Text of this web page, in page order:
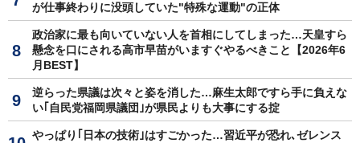
が仕事終わりに没頭していた"特殊な運動"の正体
政治家に最も向いていない人を首相にしてしまった…天皇すら
懸念を口にされる高市早苗がいますぐやるべきこと【2026年6
月BEST】
逆らった県議は次々と姿を消した…麻生太郎ですら手に負えな
い｢自民党福岡県議団｣が県民よりも大事にする掟
やっぱり｢日本の技術｣はすごかった…習近平が恐れ､ゼレンス